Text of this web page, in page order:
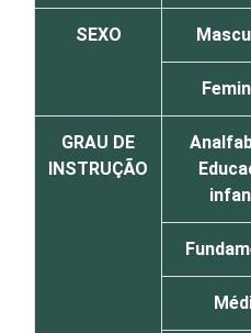
SEXO
GRAU DE
INSTRUÇÃO